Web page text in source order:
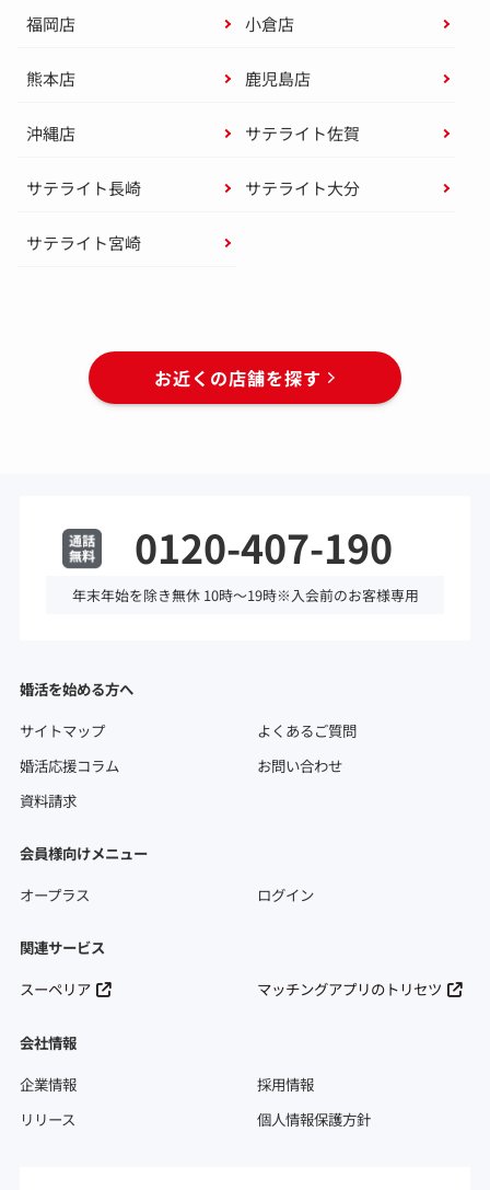
福岡店 小倉店
熊本店 鹿児島店
沖縄店 サテライト佐賀
サテライト長崎 サテライト大分
サテライト宮崎
お近くの店舗を探す
0120-407-190
年末年始を除き無休 10時～19時※入会前のお客様専用
婚活を始める方へ
サイトマップ
よくあるご質問
婚活応援コラム
お問い合わせ
資料請求
会員様向けメニュー
オープラス
ログイン
関連サービス
スーペリア
マッチングアプリのトリセツ
会社情報
企業情報
採用情報
リリース
個人情報保護方針